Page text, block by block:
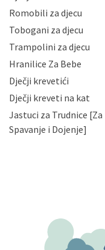
korisnika i
Vaših osobnih
priopćavanje
zaposlenicima
slučajevima koji
da možete u
zatražiti
podataka.
gore navedenu
Romobili za djecu
Tobogani za djecu
Trampolini za djecu
Hranilice Za Bebe
Dječji krevetići
Dječji kreveti na kat
Jastuci za Trudnice [Za
Spavanje i Dojenje]